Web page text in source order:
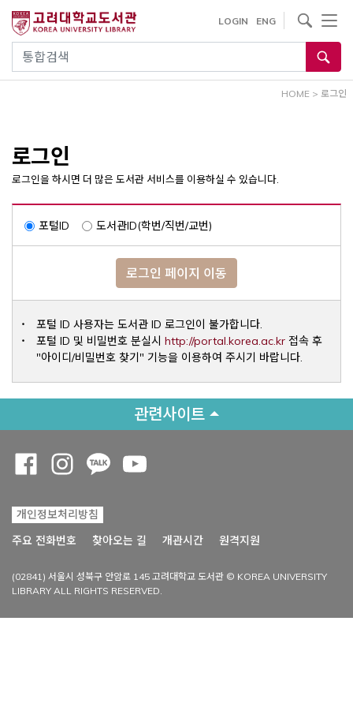
건
통합검색
LOGIN ENG
사이트내 검색
HOME > 로그인
로그인
로그인을 하시면 더 많은 도서관 서비스를 이용하실 수 있습니다.
포털ID 도서관ID(학번/직번/교번)
로그인 페이지 이동
포털 ID 사용자는 도서관 ID 로그인이 불가합니다.
포털 ID 및 비밀번호 분실시 http://portal.korea.ac.krOpens a
접속 후
"아이디/비밀번호 찾기" 기능을 이용하여 주시기 바랍니다.
관련사이트
개인정보처리방침
주요 전화번호
찾아오는 길 개관시간 원격지원
(02841) 서울시 성북구 안암로 145 고려대학교 도서관 © KOREA UNIVERSITY
LIBRARY ALL RIGHTS RESERVED.
Opens a new window
Opens a new window
Opens a new window